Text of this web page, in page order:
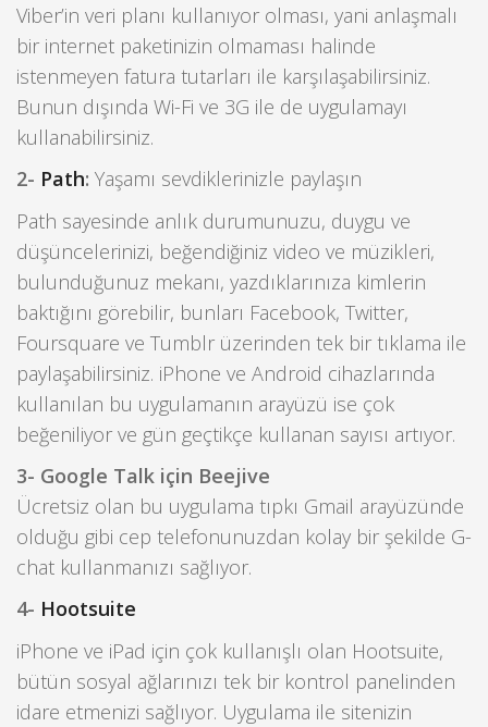
Viber’in veri planı kullanıyor olması, yani anlaşmalı
bir internet paketinizin olmaması halinde
istenmeyen fatura tutarları ile karşılaşabilirsiniz.
Bunun dışında Wi-Fi ve 3G ile de uygulamayı
kullanabilirsiniz.
2- Path: Yaşamı sevdiklerinizle paylaşın
Path sayesinde anlık durumunuzu, duygu ve
düşüncelerinizi, beğendiğiniz video ve müzikleri,
bulunduğunuz mekanı, yazdıklarınıza kimlerin
baktığını görebilir, bunları Facebook, Twitter,
Foursquare ve Tumblr üzerinden tek bir tıklama ile
paylaşabilirsiniz. iPhone ve Android cihazlarında
kullanılan bu uygulamanın arayüzü ise çok
beğeniliyor ve gün geçtikçe kullanan sayısı artıyor.
3- Google Talk için Beejive
Ücretsiz olan bu uygulama tıpkı Gmail arayüzünde
olduğu gibi cep telefonunuzdan kolay bir şekilde G-
chat kullanmanızı sağlıyor.
4- Hootsuite
iPhone ve iPad için çok kullanışlı olan Hootsuite,
bütün sosyal ağlarınızı tek bir kontrol panelinden
idare etmenizi sağlıyor. Uygulama ile sitenizin